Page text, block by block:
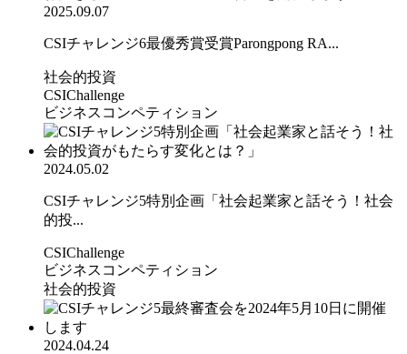
2025.09.07
CSIチャレンジ6最優秀賞受賞Parongpong RA...
社会的投資
CSIChallenge
ビジネスコンペティション
2024.05.02
CSIチャレンジ5特別企画「社会起業家と話そう！社会
的投...
CSIChallenge
ビジネスコンペティション
社会的投資
2024.04.24